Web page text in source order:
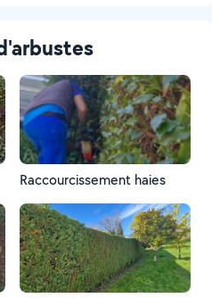
Raccourcissement haies